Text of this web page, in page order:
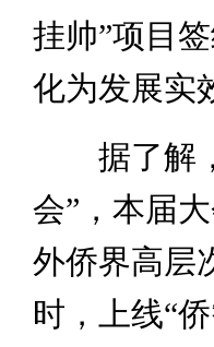
挂帅”项目
化为发展实
据了解，
会”，本届
外侨界高层
时，上线“